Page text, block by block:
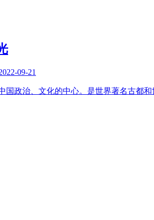
09-21
国政治、文化的中心。是世界著名古都和